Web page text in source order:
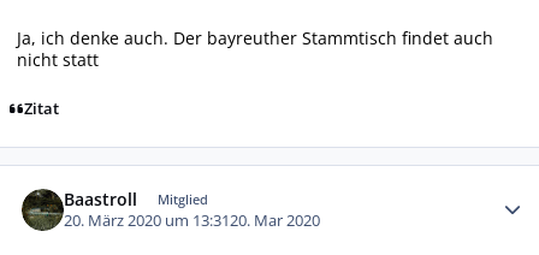
Ja, ich denke auch. Der bayreuther Stammtisch findet auch
nicht statt
Zitat
Baastroll Mitglied
20. März 2020 um 13:3120. Mar 2020